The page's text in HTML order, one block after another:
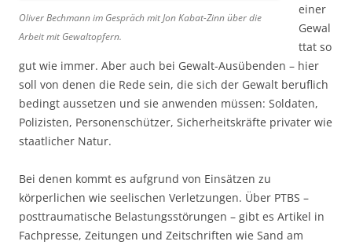
Oliver Bechmann im Gespräch mit Jon Kabat-Zinn über die
Arbeit mit Gewaltopfern.
einer
Gewal
ttat so
gut wie immer. Aber auch bei Gewalt-Ausübenden – hier
soll von denen die Rede sein, die sich der Gewalt beruflich
bedingt aussetzen und sie anwenden müssen: Soldaten,
Polizisten, Personenschützer, Sicherheitskräfte privater wie
staatlicher Natur.
Bei denen kommt es aufgrund von Einsätzen zu
körperlichen wie seelischen Verletzungen. Über PTBS –
posttraumatische Belastungsstörungen – gibt es Artikel in
Fachpresse, Zeitungen und Zeitschriften wie Sand am